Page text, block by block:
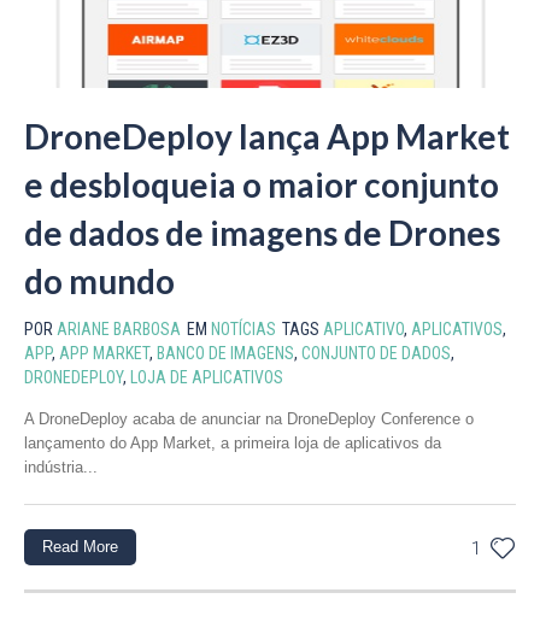
DroneDeploy lança App Market
e desbloqueia o maior conjunto
de dados de imagens de Drones
do mundo
POR ARIANE BARBOSA EM NOTÍCIAS TAGS APLICATIVO, APLICATIVOS,
APP, APP MARKET, BANCO DE IMAGENS, CONJUNTO DE DADOS,
DRONEDEPLOY, LOJA DE APLICATIVOS
A DroneDeploy acaba de anunciar na DroneDeploy Conference o
lançamento do App Market, a primeira loja de aplicativos da
indústria...
1
Read More